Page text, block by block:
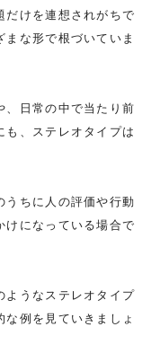
だけを連想されがちで
な形で根づいていま
、日常の中で当たり前
も、ステレオタイプは
うちに人の評価や行動
けになっている場合で
ようなステレオタイプ
例を見ていきましょ